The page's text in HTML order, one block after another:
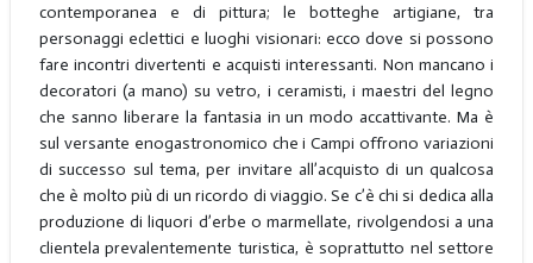
contemporanea e di pittura; le botteghe artigiane, tra
personaggi eclettici e luoghi visionari: ecco dove si possono
fare incontri divertenti e acquisti interessanti. Non mancano i
decoratori (a mano) su vetro, i ceramisti, i maestri del legno
che sanno liberare la fantasia in un modo accattivante. Ma è
sul versante enogastronomico che i Campi offrono variazioni
di successo sul tema, per invitare all’acquisto di un qualcosa
che è molto più di un ricordo di viaggio. Se c’è chi si dedica alla
produzione di liquori d’erbe o marmellate, rivolgendosi a una
clientela prevalentemente turistica, è soprattutto nel settore